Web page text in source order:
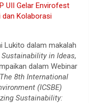
UII Gelar Envirofest
dan Kolaborasi
Lukito dalam makalah
in Ideas,
dalam Webinar
The 8th International
(ICSBE)
Sustainability: